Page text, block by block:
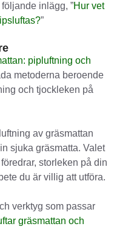
inlägg, ”Hur vet
”
pipluftning och
metoderna beroende
och tjockleken på
av gräsmattan
sjuka gräsmatta. Valet
storleken på din
du är villig att utföra.
verktyg som passar
gräsmattan och